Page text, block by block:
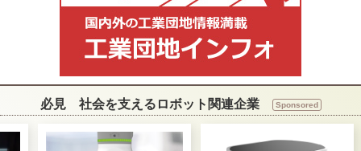
必見 社会を支えるロボット関連企業 Sponsored